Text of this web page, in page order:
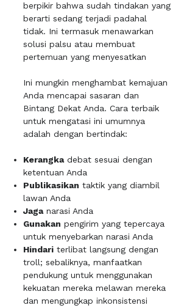
berpikir bahwa sudah tindakan yang
berarti sedang terjadi padahal
tidak. Ini termasuk menawarkan
solusi palsu atau membuat
pertemuan yang menyesatkan
Ini mungkin menghambat kemajuan
Anda mencapai sasaran dan
Bintang Dekat Anda. Cara terbaik
untuk mengatasi ini umumnya
adalah dengan bertindak:
Kerangkadebat sesuai dengan
ketentuan Anda
Publikasikan taktik yang diambil
lawan Anda
Jaganarasi Anda
Gunakan pengirim yang tepercaya
untuk menyebarkan narasi Anda
Hindari terlibat langsung dengan
troll; sebaliknya, manfaatkan
pendukung untuk menggunakan
kekuatan mereka melawan mereka
dan mengungkap inkonsistensi